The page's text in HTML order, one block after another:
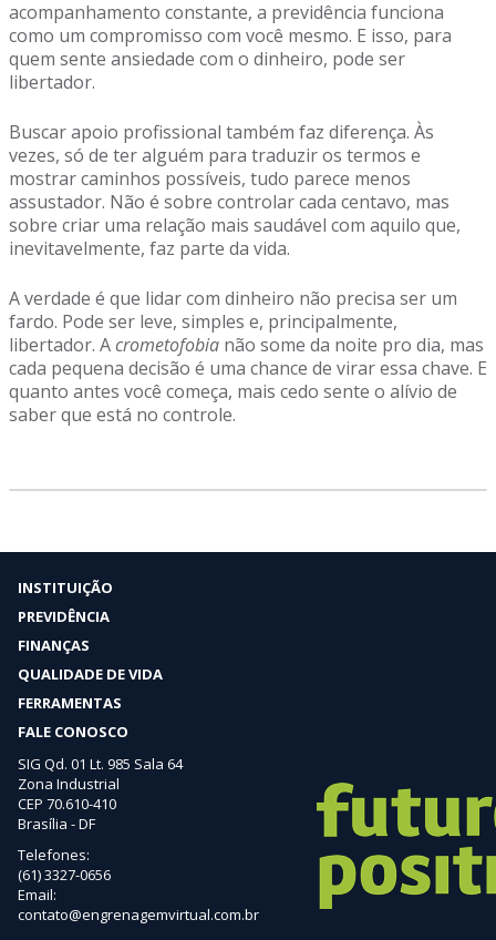
acompanhamento constante, a previdência funciona
como um compromisso com você mesmo. E isso, para
quem sente ansiedade com o dinheiro, pode ser
libertador.
Buscar apoio profissional também faz diferença. Às
vezes, só de ter alguém para traduzir os termos e
mostrar caminhos possíveis, tudo parece menos
assustador. Não é sobre controlar cada centavo, mas
sobre criar uma relação mais saudável com aquilo que,
inevitavelmente, faz parte da vida.
A verdade é que lidar com dinheiro não precisa ser um
fardo. Pode ser leve, simples e, principalmente,
libertador. Acrometofobia não some da noite pro dia, mas
cada pequena decisão é uma chance de virar essa chave. E
quanto antes você começa, mais cedo sente o alívio de
saber que está no controle.
INSTITUIÇÃO
PREVIDÊNCIA
FINANÇAS
QUALIDADE DE VIDA
FERRAMENTAS
FALE CONOSCO
SIG Qd. 01 Lt. 985 Sala 64
Zona Industrial
CEP 70.610-410
Brasília - DF
Telefones:
(61) 3327-0656
Email:
contato@engrenagemvirtual.com.br